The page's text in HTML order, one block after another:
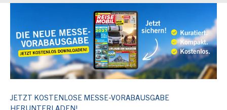
JETZT KOSTENLOSE MESSE-VORABAUSGABE